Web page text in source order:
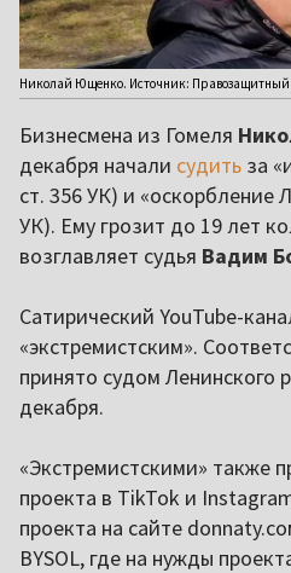
Николай Ющенко. Источник: Правозащитный
Бизнесмена из Гомеля
декабря начали судить за
ст. 356 УК) и «оскорбление
УК). Ему грозит до 19 лет
возглавляет судья Вадим
Сатирический YouTube-
«экстремистским».
принято судом Ленинского
декабря.
«Экстремистскими» также
проекта в TikTok и
проекта на сайте
BYSOL, где на нужды